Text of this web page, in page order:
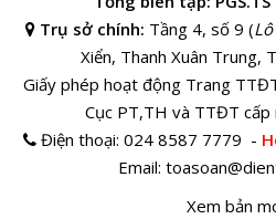
Trụ sở chính: Tầng 4, số 9 (
Xiển, Thanh Xuân Trung,
Giấy phép hoạt động Trang
Cục PT,TH và TTĐT
Điện thoại:024 8587 7779 -
Email:
Xem bản